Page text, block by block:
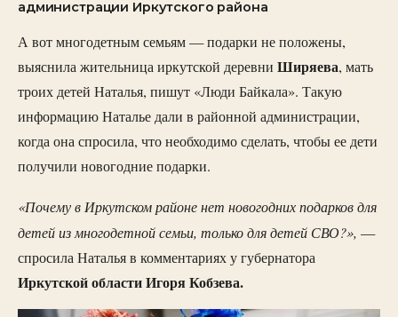
администрации Иркутского района
А вот многодетным семьям — подарки не положены,
выяснила жительница иркутской деревни Ширяева, мать
троих детей Наталья, пишут «Люди Байкала». Такую
информацию Наталье дали в районной администрации,
когда она спросила, что необходимо сделать, чтобы ее дети
получили новогодние подарки.
«Почему в Иркутском районе нет новогодних подарков для
детей из многодетной семьи, только для детей СВО?», —
спросила Наталья в комментариях у губернатора
Иркутской области Игоря Кобзева.